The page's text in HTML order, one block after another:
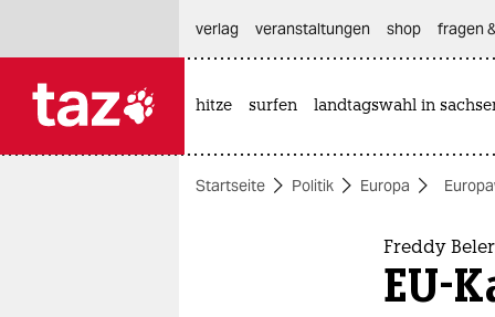
themen
verlag
veranstaltungen shop fragen
hitze surfen landtagswahl in
Startseite Politik Europa
Freddy
EU-